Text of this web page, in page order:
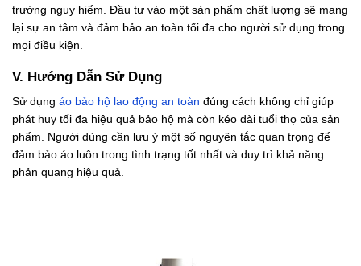
trường nguy hiểm. Đầu tư vào một sản phẩm chất lượng sẽ mang
lại sự an tâm và đảm bảo an toàn tối đa cho người sử dụng trong
mọi điều kiện.
V. Hướng Dẫn Sử Dụng
Sử dụng áo bảo hộ lao động an toàn đúng cách không chỉ giúp
phát huy tối đa hiệu quả bảo hộ mà còn kéo dài tuổi thọ của sản
phẩm. Người dùng cần lưu ý một số nguyên tắc quan trọng để
đảm bảo áo luôn trong tình trạng tốt nhất và duy trì khả năng
phản quang hiệu quả.